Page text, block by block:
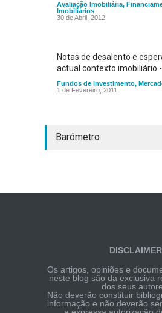
Avaliação Imobiliária,
Imobiliários
30 de Abril, 2012
Notas de desalento e
actual contexto imobiliário - II
Fundos de Investimento,
1 de Fevereiro, 2011
Barómetro
DISCLAIMER
Os artigos, opiniões e
neste blog são da exclusiva
dos seus
Não deverão constituir
informação e não deverão